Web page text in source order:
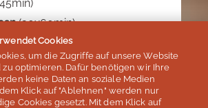
(30x60min)
(40x45min)
Westfalen(nur England
Onlinekurse)
Pfalz (30x45min)
Cookies
um die Zugriffe auf unsere Website
zu optimieren. Dafür benötigen wir Ihre
keine Daten an soziale Medien
Klick auf "Ablehnen" werden nur
Cookies gesetzt. Mit dem Klick auf